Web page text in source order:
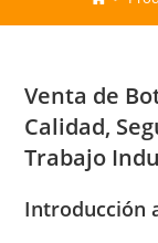
Venta de
Calidad,
Trabajo
Introducción